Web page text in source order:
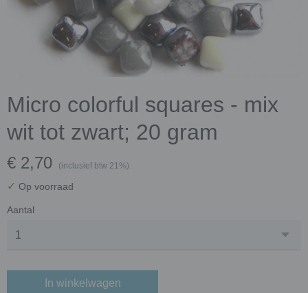
Micro colorful squares - mix
wit tot zwart; 20 gram
€ 2,70 (inclusief btw 21%)
✓ Op voorraad
Aantal
In winkelwagen